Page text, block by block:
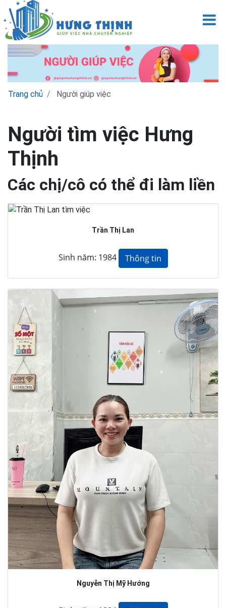
Trang chủ Người giúp việc
Người tìm việc Hưng
Thịnh
Các chị/cô có thể đi làm liền
Trần Thị Lan
Sinh năm: 1984 Thông tin
Nguyễn Thị Mỹ Hướng